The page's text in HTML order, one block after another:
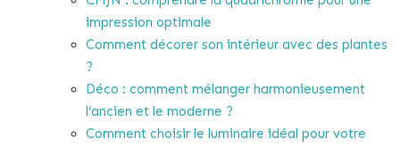
impression optimale
Comment décorer son intérieur avec des plantes
?
Déco : comment mélanger harmonieusement
l’ancien et le moderne ?
Comment choisir le luminaire idéal pour votre